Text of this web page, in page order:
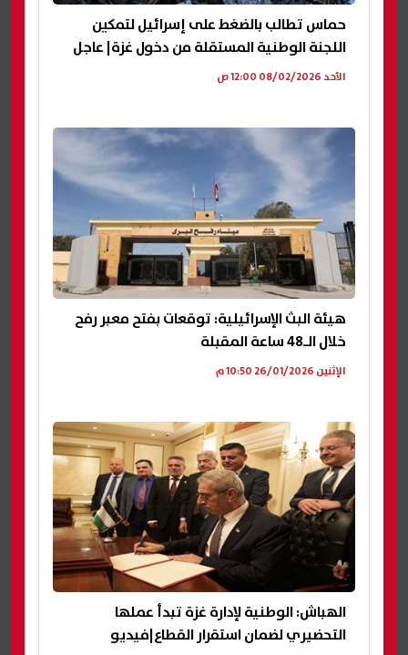
حماس تطالب بالضغط على إسرائيل لتمكين
اللجنة الوطنية المستقلة من دخول غزة| عاجل
الأحد 08/02/2026 12:00 ص
هيئة البث الإسرائيلية: توقعات بفتح معبر رفح
خلال الـ48 ساعة المقبلة
الإثنين 26/01/2026 10:50 م
الهباش: الوطنية لإدارة غزة تبدأ عملها
التحضيري لضمان استقرار القطاع|فيديو